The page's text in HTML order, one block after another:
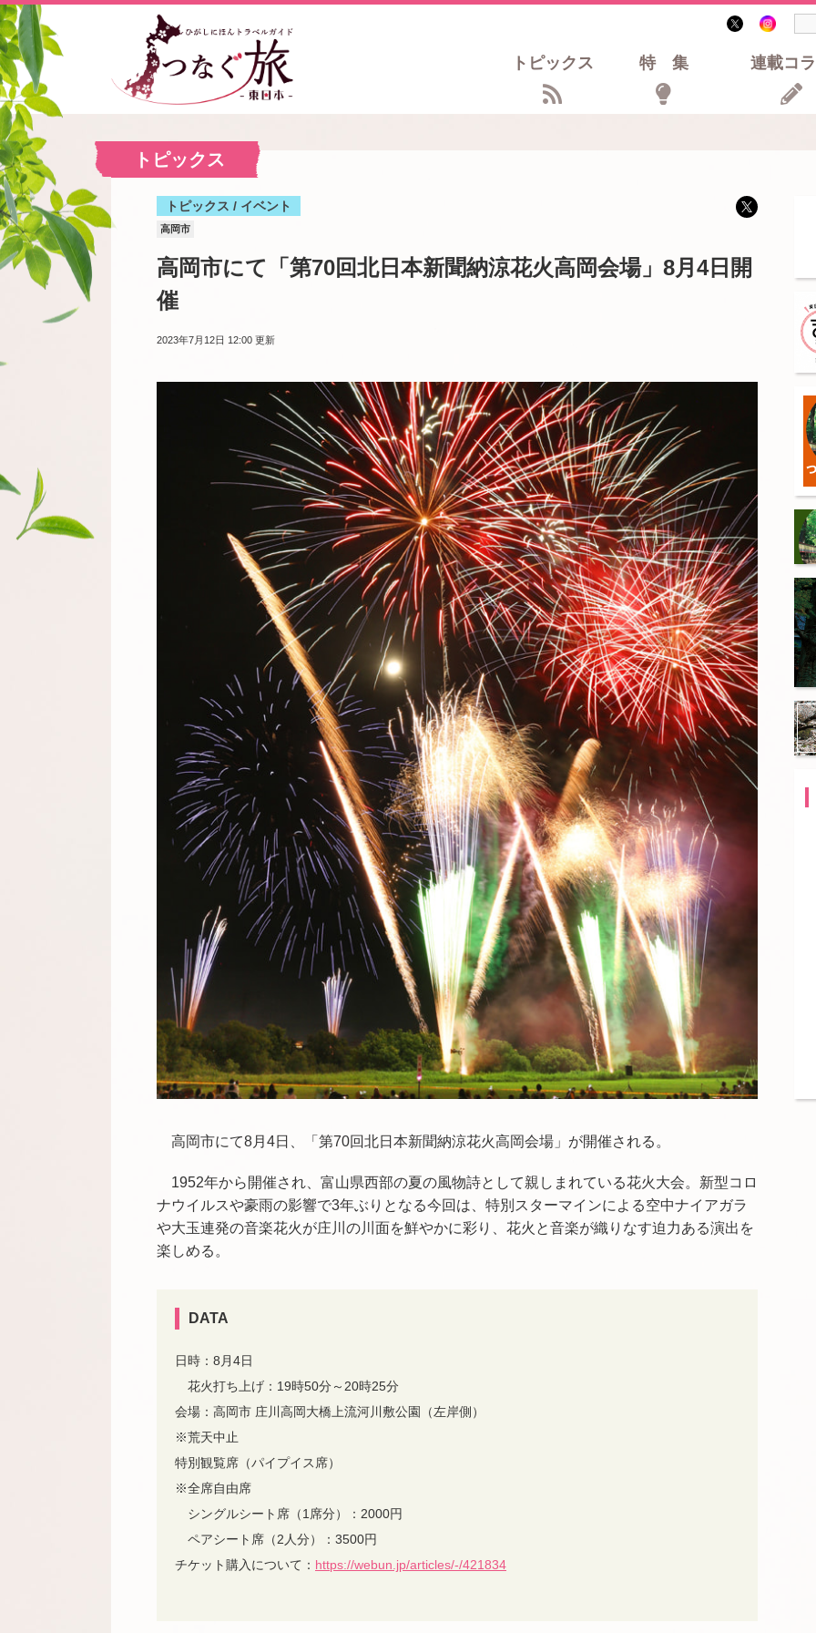
トピックス 特集 連載コ
トピックス
トピックス / イベント
高岡市
高岡市にて「第70回北日本新聞納涼花火高岡会場」8月4日開
催
2023年7月12日 12:00 更新
高岡市にて8月4日、「 第70回北日本新聞納涼花火高岡会場 」が開催される。
1952年から開催され、富山県西部の夏の風物詩として親しまれている花火大会。新型コロ
ナウイルスや豪雨の影響で3年ぶりとなる今回は、特別スターマインによる空中ナイアガラ
や大玉連発の音楽花火が庄川の川面を鮮やかに彩り、花火と音楽が織りなす迫力ある演出を
楽しめる。
DATA
日時：8月4日
花火打ち上げ：19時50分～20時25分
会場： 高岡市 庄川高岡大橋上流河川敷公園（左岸側）
※荒天中止
特別観覧席（パイプイス席）
※全席自由席
シングルシート席（1席分）：2000円
ペアシート席（2人分）：3500円
チケット購入について： https://webun.jp/articles/-/421834